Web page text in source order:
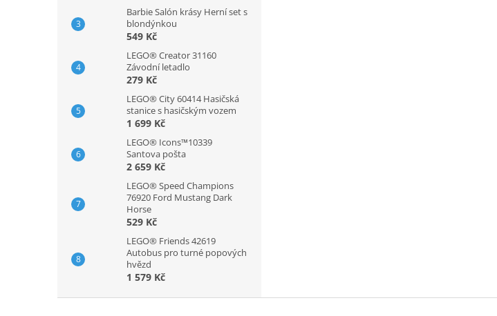
Barbie Salón krásy Herní set s
blondýnkou
549 Kč
LEGO® Creator 31160
Závodní letadlo
279 Kč
LEGO® City 60414 Hasičská
stanice s hasičským vozem
1 699 Kč
LEGO® Icons™10339
Santova pošta
2 659 Kč
LEGO® Speed Champions
76920 Ford Mustang Dark
Horse
529 Kč
LEGO® Friends 42619
Autobus pro turné popových
hvězd
1 579 Kč